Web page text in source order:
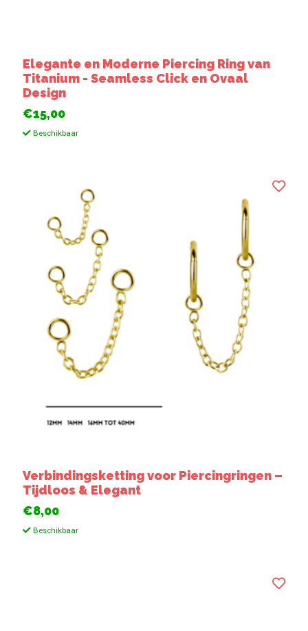
Elegante en Moderne Piercing Ring van
Titanium - Seamless Click en Ovaal
Design
€15,00
Beschikbaar
Verbindingsketting voor Piercingringen –
Tijdloos & Elegant
€8,00
Beschikbaar